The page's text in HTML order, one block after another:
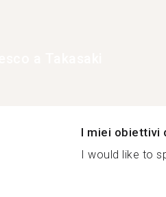
I miei obiettivi
I would like to